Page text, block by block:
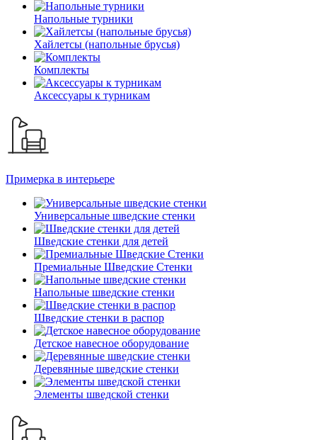
Напольные турники
Хайлетсы (напольные брусья)
Комплекты
Аксессуары к турникам
Примерка в интерьере
Универсальные шведские стенки
Шведские стенки для детей
Премиальные Шведские Стенки
Напольные шведские стенки
Шведские стенки в распор
Детское навесное оборудование
Деревянные шведские стенки
Элементы шведской стенки